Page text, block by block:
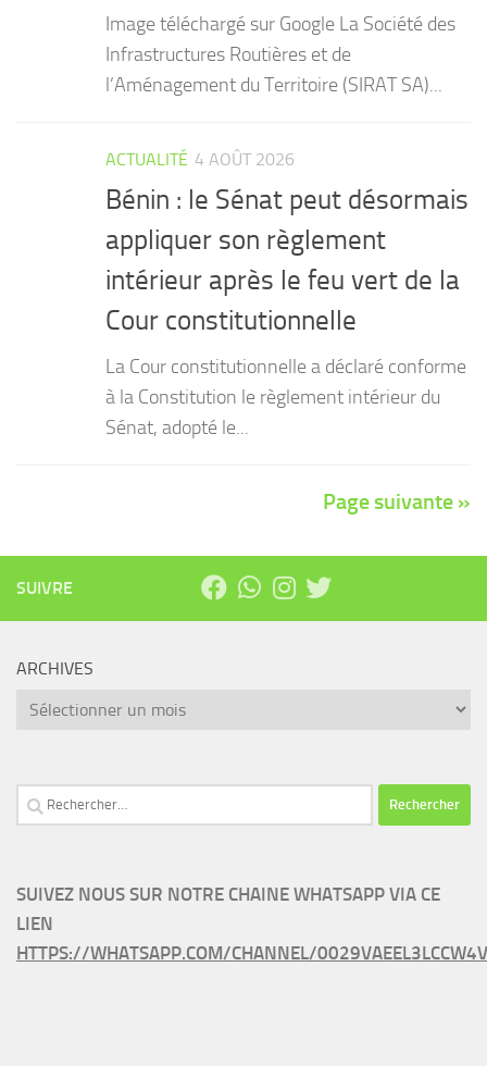
Image téléchargé sur Google La Société des
Infrastructures Routières et de
l’Aménagement du Territoire (SIRAT SA)...
ACTUALITÉ 4 AOÛT 2026
Bénin : le Sénat peut désormais
appliquer son règlement
intérieur après le feu vert de la
Cour constitutionnelle
La Cour constitutionnelle a déclaré conforme
à la Constitution le règlement intérieur du
Sénat, adopté le...
Page suivante »
SUIVRE
ARCHIVES
Archives
Rechercher :
SUIVEZ NOUS SUR NOTRE CHAINE WHATSAPP VIA CE
LIEN
HTTPS://WHATSAPP.COM/CHANNEL/